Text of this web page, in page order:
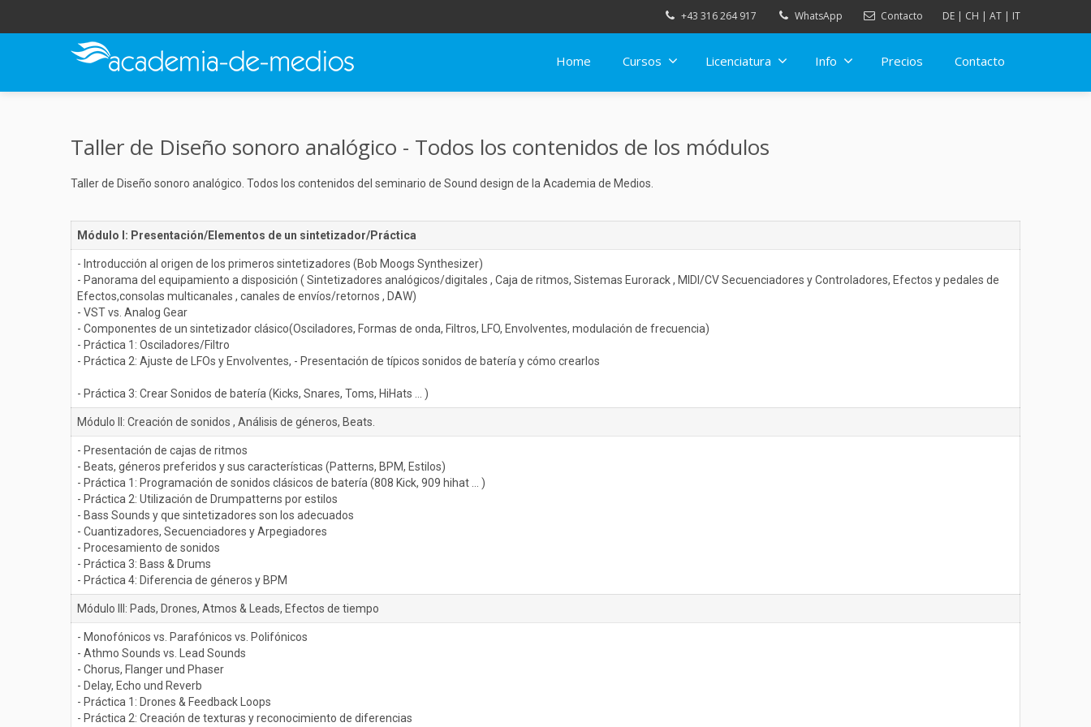
+43 316 264 917 WhatsApp Contacto DE | CH | AT | IT
Home Cursos Licenciatura Info Precios Contacto
Taller de Diseño sonoro analógico - Todos los contenidos de los módulos
Taller de Diseño sonoro analógico. Todos los contenidos del seminario de Sound design de la Academia de Medios.
Módulo I: Presentación/Elementos de un sintetizador/Práctica
- Introducción al origen de los primeros sintetizadores (Bob Moogs Synthesizer)
- Panorama del equipamiento a disposición ( Sintetizadores analógicos/digitales , Caja de ritmos, Sistemas Eurorack , MIDI/CV Secuenciadores y Controladores, Efectos y pedales de
Efectos,consolas multicanales , canales de envíos/retornos , DAW)
- VST vs. Analog Gear
- Componentes de un sintetizador clásico(Osciladores, Formas de onda, Filtros, LFO, Envolventes, modulación de frecuencia)
- Práctica 1: Osciladores/Filtro
- Práctica 2: Ajuste de LFOs y Envolventes, - Presentación de típicos sonidos de batería y cómo crearlos
- Práctica 3: Crear Sonidos de batería (Kicks, Snares, Toms, HiHats ... )
Módulo II: Creación de sonidos , Análisis de géneros, Beats.
- Presentación de cajas de ritmos
- Beats, géneros preferidos y sus características (Patterns, BPM, Estilos)
- Práctica 1: Programación de sonidos clásicos de batería (808 Kick, 909 hihat … )
- Práctica 2: Utilización de Drumpatterns por estilos
- Bass Sounds y que sintetizadores son los adecuados
- Cuantizadores, Secuenciadores y Arpegiadores
- Procesamiento de sonidos
- Práctica 3: Bass & Drums
- Práctica 4: Diferencia de géneros y BPM
Módulo III: Pads, Drones, Atmos & Leads, Efectos de tiempo
- Monofónicos vs. Parafónicos vs. Polifónicos
- Athmo Sounds vs. Lead Sounds
- Chorus, Flanger und Phaser
- Delay, Echo und Reverb
- Práctica 1: Drones & Feedback Loops
- Práctica 2: Creación de texturas y reconocimiento de diferencias